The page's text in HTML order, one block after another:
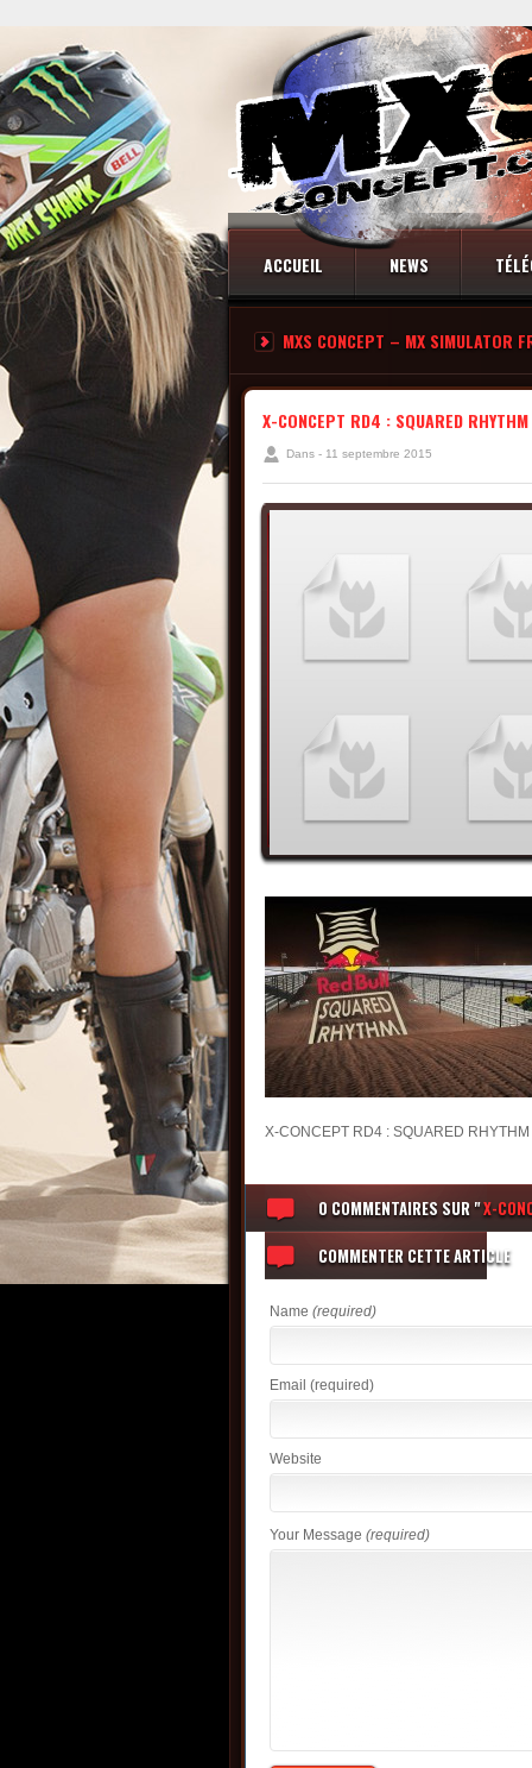
ACCUEIL NEWS
CONTACT
MXS CONCEPT – MX SIMULATOR
X-CONCEPT RD4 : SQUARED
Dans - 11 septembre 2015
X-CONCEPT RD4 : SQUARED
0 COMMENTAIRESSUR "X-
COMMENTER CETTE ARTICLE
Name (required)
Email (required)
Website
Your Message (required)